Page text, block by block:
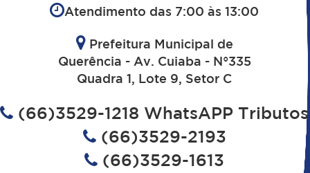
Atendimento das 7:00 às 13:00
Prefeitura Municipal de
Querência - Av. Cuiaba - N°335
Quadra 1, Lote 9, Setor C
(66)3529-1218 WhatsAPP Tributos
(66)3529-2193
(66)3529-1613